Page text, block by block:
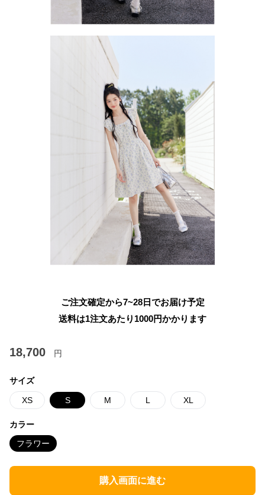
ご注文確定から7~28日でお届け予定
送料は1注文あたり 1000円かかります
18,700 円
サイズ
XS S M L XL
カラー
フラワー
購入画面に進む